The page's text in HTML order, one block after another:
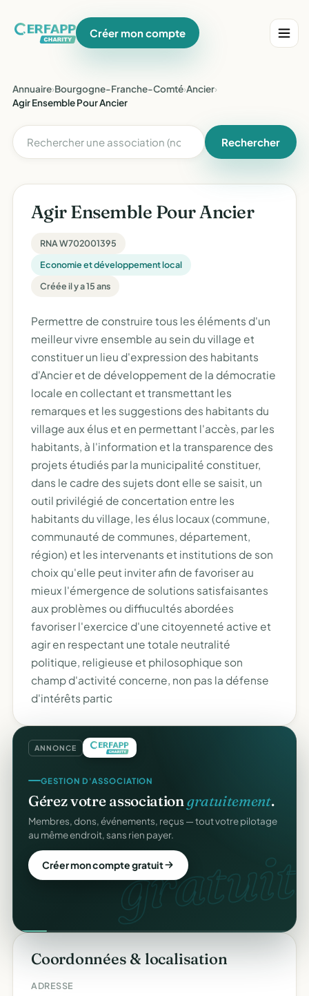
Créer mon compte
Annuaire›Bourgogne-Franche-Comté›Ancier›
Agir Ensemble Pour Ancier
Rechercher
Agir Ensemble Pour Ancier
RNA W702001395
Economie et développement local
Créée il y a 15 ans
Permettre de construire tous les éléments d'un
meilleur vivre ensemble au sein du village et
constituer un lieu d'expression des habitants
d'Ancier et de développement de la démocratie
locale en collectant et transmettant les
remarques et les suggestions des habitants du
village aux élus et en permettant l'accès, par les
habitants, à l'information et la transparence des
projets étudiés par la municipalité constituer,
dans le cadre des sujets dont elle se saisit, un
outil privilégié de concertation entre les
habitants du village, les élus locaux (commune,
communauté de communes, département,
région) et les intervenants et institutions de son
choix qu'elle peut inviter afin de favoriser au
mieux l'émergence de solutions satisfaisantes
aux problèmes ou diffiucultés abordées
favoriser l'exercice d'une citoyenneté active et
agir en respectant une totale neutralité
politique, religieuse et philosophique son
champ d'activité concerne, non pas la défense
d'intérêts partic
ANNONCE
gratuit.
GESTION D'ASSOCIATION
Gérez votre associationgratuitement.
Membres, dons, événements, reçus — tout votre pilotage
au même endroit, sans rien payer.
Créer mon compte gratuit
Coordonnées & localisation
ADRESSE